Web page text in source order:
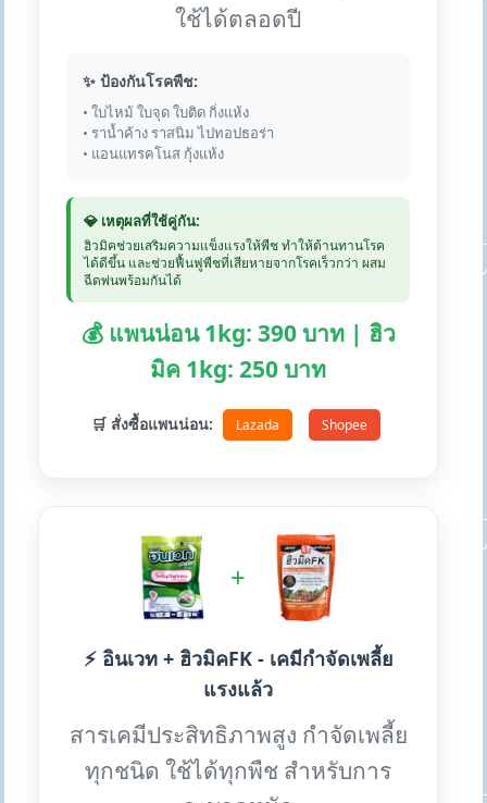
ใช้ได้ตลอดปี
✨ ป้องกันโรคพืช:
• ใบไหม้ ใบจุด ใบติด กิ่งแห้ง
• ราน้ำค้าง ราสนิม ไปทอปธอร่า
• แอนแทรคโนส กุ้งแห้ง
💎 เหตุผลที่ใช้คู่กัน:
ฮิวมิคช่วยเสริมความแข็งแรงให้พืช ทำให้ต้านทานโรค
ได้ดีขึ้น และช่วยฟื้นฟูพืชที่เสียหายจากโรคเร็วกว่า ผสม
ฉีดพ่นพร้อมกันได้
💰 แพนน่อน 1kg: 390 บาท | ฮิว
มิค 1kg: 250 บาท
🛒 สั่งซื้อแพนน่อน: Lazada Shopee
+
⚡ อินเวท + ฮิวมิคFK - เคมีกำจัดเพลี้ย
แรงแล้ว
สารเคมีประสิทธิภาพสูง กำจัดเพลี้ย
ทุกชนิด ใช้ได้ทุกพืช สำหรับการ